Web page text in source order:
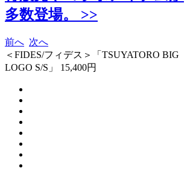
多数登場。 >>
前へ 次へ
＜FIDES/フィデス＞「TSUYATORO BIG
LOGO S/S」 15,400円